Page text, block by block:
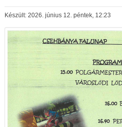
Készült: 2026. június 12. péntek, 12:23